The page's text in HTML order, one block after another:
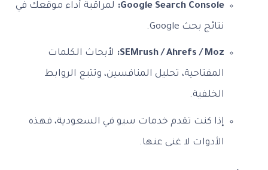
Google Search Console: لمراقبة أداء موقعك في
نتائج بحث Google.
SEMrush / Ahrefs / Moz: لأبحاث الكلمات
المفتاحية، تحليل المنافسين، وتتبع الروابط
الخلفية.
إذا كنت تقدم خدمات سيو في السعودية، فهذه
الأدوات لا غنى عنها.